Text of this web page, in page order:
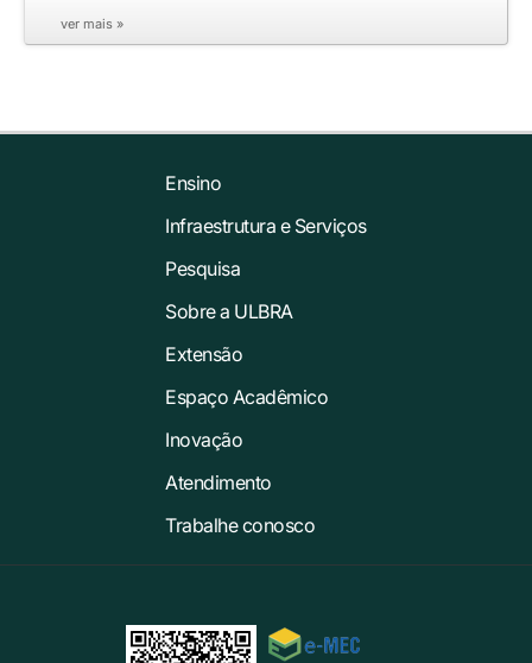
ver mais »
Ensino
Infraestrutura e Serviços
Pesquisa
Sobre a ULBRA
Extensão
Espaço Acadêmico
Inovação
Atendimento
Trabalhe conosco